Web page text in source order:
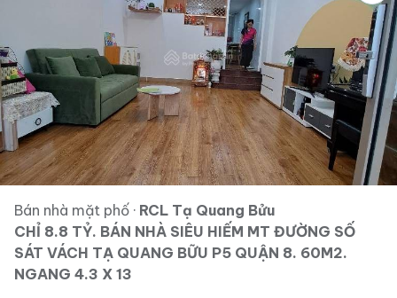
Bán nhà mặt phố · RCL Tạ Quang Bửu
CHỈ 8.8 TỶ. BÁN NHÀ SIÊU HIẾM MT ĐƯỜNG SỐ
SÁT VÁCH TẠ QUANG BỮU P5 QUẬN 8. 60M2.
NGANG 4.3 X 13